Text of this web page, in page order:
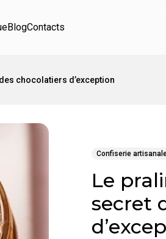
BlogContacts
chocolatiers d’exception
Confiserie
Le
secret